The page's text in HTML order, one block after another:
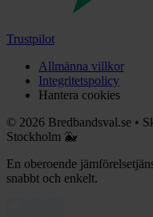
Trustpilot
Allmänna villkor
Integritetspolicy
Hantera cookies
© 2026 Bredbandsval.se •
Stockholm 🐳
En oberoende
snabbt och enkelt.